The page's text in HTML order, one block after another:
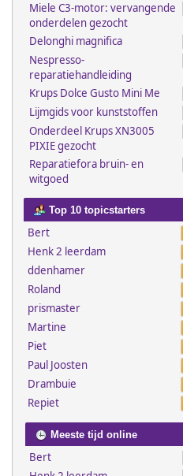
Miele C3-motor: vervangende
onderdelen gezocht
Delonghi magnifica
Nespresso-
reparatiehandleiding
Krups Dolce Gusto Mini Me
Lijmgids voor kunststoffen
Onderdeel Krups XN3005
PIXIE gezocht
Reparatiefora bruin- en
witgoed
Top 10 topicstarters
Bert
Henk 2 leerdam
ddenhamer
Roland
prismaster
Martine
Piet
Paul Joosten
Drambuie
Repiet
Meeste tijd online
Bert